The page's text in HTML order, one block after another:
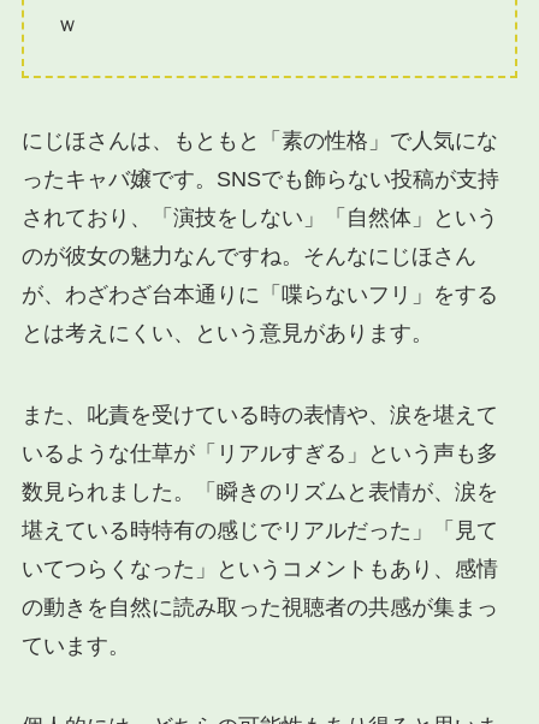
ｗ
にじほさんは、もともと「素の性格」で人気にな
ったキャバ嬢です。SNSでも飾らない投稿が支持
されており、「演技をしない」「自然体」という
のが彼女の魅力なんですね。そんなにじほさん
が、わざわざ台本通りに「喋らないフリ」をする
とは考えにくい、という意見があります。
また、叱責を受けている時の表情や、涙を堪えて
いるような仕草が「リアルすぎる」という声も多
数見られました。「瞬きのリズムと表情が、涙を
堪えている時特有の感じでリアルだった」「見て
いてつらくなった」というコメントもあり、感情
の動きを自然に読み取った視聴者の共感が集まっ
ています。